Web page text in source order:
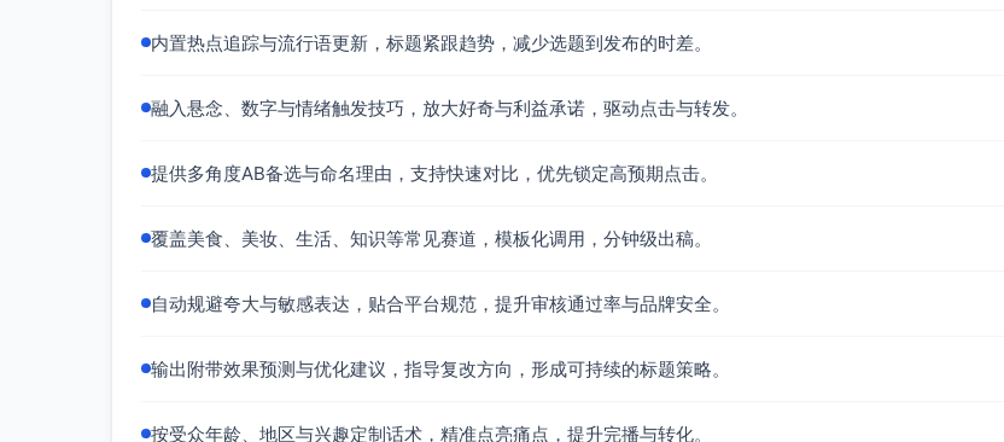
内置热点追踪与流行语更新，标题紧跟趋势，减少选题到发布的时差。
融入悬念、数字与情绪触发技巧，放大好奇与利益承诺，驱动点击与转发。
提供多角度AB备选与命名理由，支持快速对比，优先锁定高预期点击。
覆盖美食、美妆、生活、知识等常见赛道，模板化调用，分钟级出稿。
自动规避夸大与敏感表达，贴合平台规范，提升审核通过率与品牌安全。
输出附带效果预测与优化建议，指导复改方向，形成可持续的标题策略。
按受众年龄、地区与兴趣定制话术，精准点亮痛点，提升完播与转化。